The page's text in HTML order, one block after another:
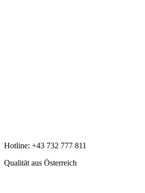
Hotline: +43 732 777 811
Qualität aus Österreich